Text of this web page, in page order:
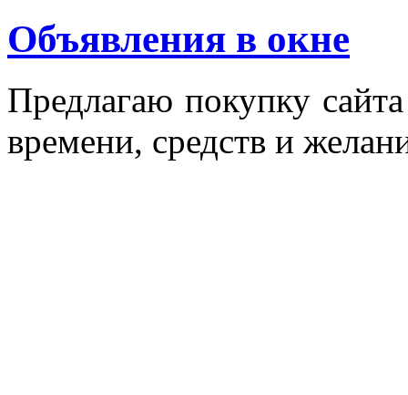
Объявления в окне
Пред­ла­гаю по­куп­ку
вре­мени, средств и